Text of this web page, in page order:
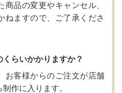
商品の変更やキャンセル、
ねますので、ご了承くださ
くらいかかりますか？
お客様からのご注文が店舗
作に入ります。